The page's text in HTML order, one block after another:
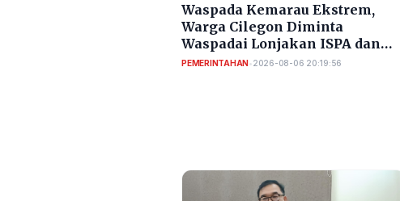
Waspada Kemarau Ekstrem,
Warga Cilegon Diminta
Waspadai Lonjakan ISPA dan
Diare
PEMERINTAHAN•2026-08-06 20:19:56